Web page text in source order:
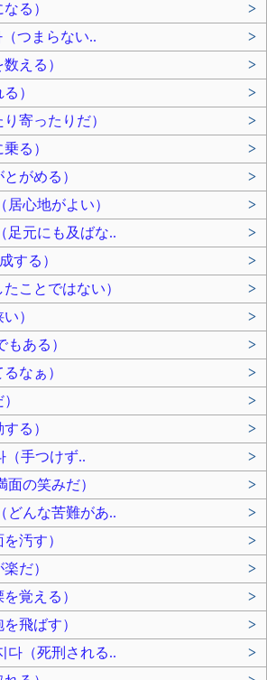
る）
>
つまらない..
>
える）
>
）
>
寄ったりだ）
>
る）
>
がめる）
>
心地がよい）
>
足元にも及ばな..
>
する）
>
ことではない）
>
）
>
ある）
>
なぁ）
>
>
る）
>
（手つけず..
>
の笑みだ）
>
どんな苦難があ..
>
汚す）
>
だ）
>
覚える）
>
飛ばす）
>
다（死刑される..
>